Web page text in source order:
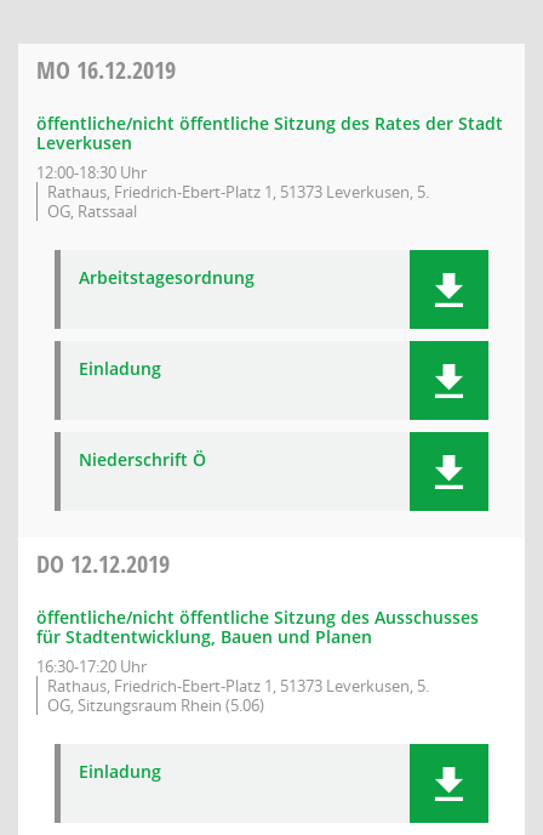
MO 16.12.2019
öffentliche/nicht öffentliche Sitzung des Rates der Stadt
Leverkusen
12:00-18:30 Uhr
Rathaus, Friedrich-Ebert-Platz 1, 51373 Leverkusen, 5.
OG, Ratssaal
Arbeitstagesordnung
Einladung
Niederschrift Ö
DO 12.12.2019
öffentliche/nicht öffentliche Sitzung des Ausschusses
für Stadtentwicklung, Bauen und Planen
16:30-17:20 Uhr
Rathaus, Friedrich-Ebert-Platz 1, 51373 Leverkusen, 5.
OG, Sitzungsraum Rhein (5.06)
Einladung